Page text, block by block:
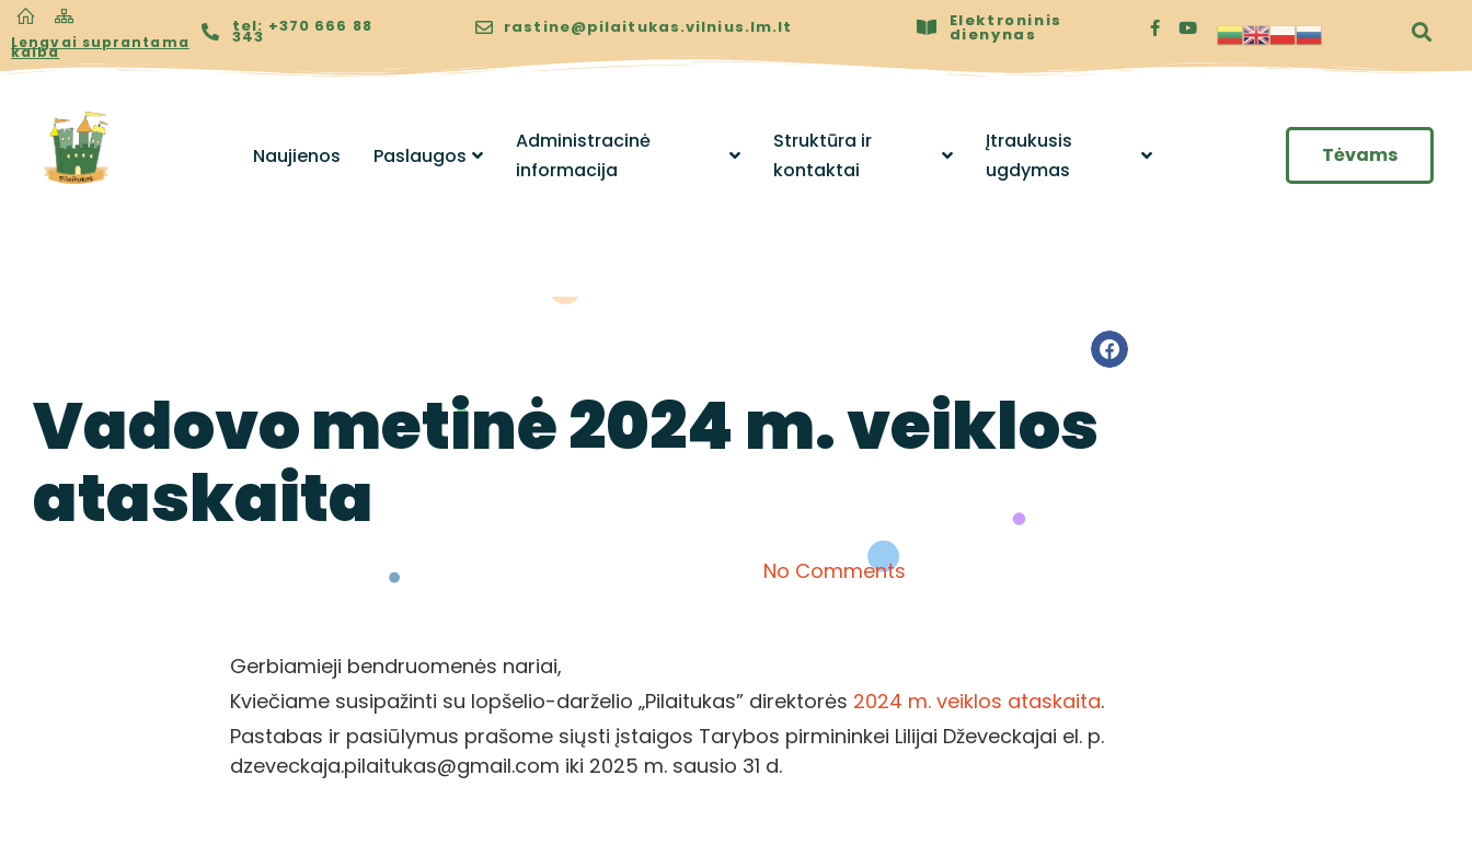
Lengvai suprantama
kalba
tel: +370 666 88
343 rastine@pilaitukas.vilnius.lm.lt Elektroninis
dienynas
Naujienos Paslaugos
Administracinė
informacija
Struktūra ir
kontaktai
Įtraukusis
ugdymas
Tėvams
Vadovo metinė 2024 m. veiklos
ataskaita
No Comments
Gerbiamieji bendruomenės nariai,
Kviečiame susipažinti su lopšelio-darželio „Pilaitukas” direktorės 2024 m. veiklos ataskaita.
Pastabas ir pasiūlymus prašome siųsti įstaigos Tarybos pirmininkei Lilijai Dževeckajai el. p.
dzeveckaja.pilaitukas@gmail.com iki 2025 m. sausio 31 d.